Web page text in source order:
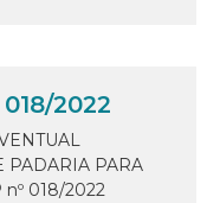
2022
PADARIA PARA
nº 018/2022